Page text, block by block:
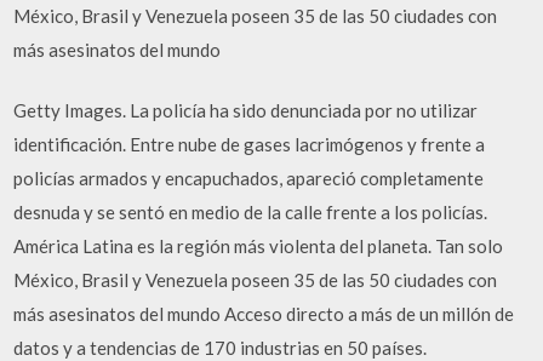
México, Brasil y Venezuela poseen 35 de las 50 ciudades con
más asesinatos del mundo
Getty Images. La policía ha sido denunciada por no utilizar
identificación. Entre nube de gases lacrimógenos y frente a
policías armados y encapuchados, apareció completamente
desnuda y se sentó en medio de la calle frente a los policías.
América Latina es la región más violenta del planeta. Tan solo
México, Brasil y Venezuela poseen 35 de las 50 ciudades con
más asesinatos del mundo Acceso directo a más de un millón de
datos y a tendencias de 170 industrias en 50 países.